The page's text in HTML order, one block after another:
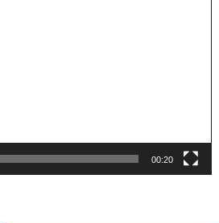
00:20